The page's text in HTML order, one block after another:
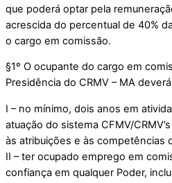
que poderá optar pela
acrescida do percentual de 40%
o cargo em comissão.
§1º O ocupante do cargo em
Presidência do CRMV – MA
I – no mínimo, dois anos em
atuação do sistema CFMV/
às atribuições e às competências
II – ter ocupado emprego em
confiança em qualquer Poder,